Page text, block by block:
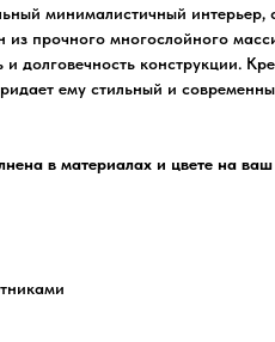
минималистичный интерьер,
из прочного многослойного
и долговечность конструкции.
ему стильный и
в материалах и цвете на